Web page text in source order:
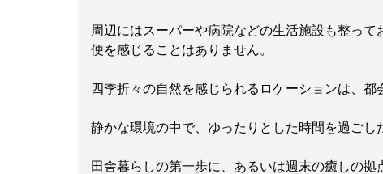
周辺にはスーパーや病院などの生活施設も整っ
便を感じることはありません。
四季折々の自然を感じられるロケーションは、都
静かな環境の中で、ゆったりとした時間を過ごし
田舎暮らしの第一歩に、あるいは週末の癒しの拠